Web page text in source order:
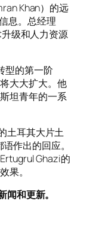
Khan）的远
息。总经理
级和人力资源
型的第一阶
大大扩大。他
坦青年的一系
土耳其大片土
作出的回应。
Ghazi的
果。
和更新。